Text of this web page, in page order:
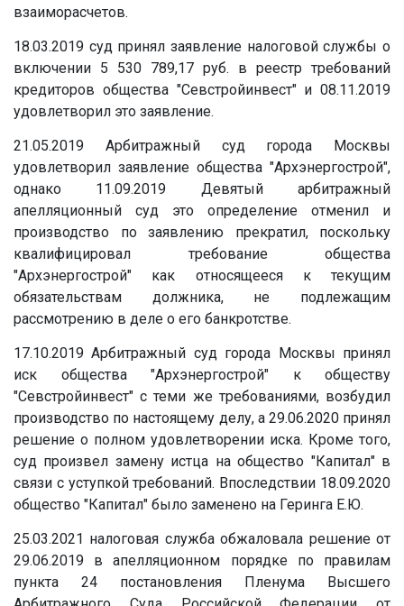
взаиморасчетов.
18.03.2019 суд принял заявление налоговой службы о
включении 5 530 789,17 руб. в реестр требований
кредиторов общества "Севстройинвест" и 08.11.2019
удовлетворил это заявление.
21.05.2019 Арбитражный суд города Москвы
удовлетворил заявление общества "Архэнергострой",
однако 11.09.2019 Девятый арбитражный
апелляционный суд это определение отменил и
производство по заявлению прекратил, поскольку
квалифицировал требование общества
"Архэнергострой" как относящееся к текущим
обязательствам должника, не подлежащим
рассмотрению в деле о его банкротстве.
17.10.2019 Арбитражный суд города Москвы принял
иск общества "Архэнергострой" к обществу
"Севстройинвест" с теми же требованиями, возбудил
производство по настоящему делу, а 29.06.2020 принял
решение о полном удовлетворении иска. Кроме того,
суд произвел замену истца на общество "Капитал" в
связи с уступкой требований. Впоследствии 18.09.2020
общество "Капитал" было заменено на Геринга Е.Ю.
25.03.2021 налоговая служба обжаловала решение от
29.06.2019 в апелляционном порядке по правилам
пункта 24 постановления Пленума Высшего